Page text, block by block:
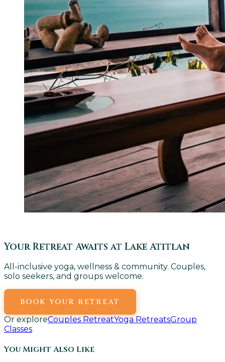
Your Retreat Awaits at Lake Atitlan
All-inclusive yoga, wellness & community. Couples,
solo seekers, and groups welcome.
BOOK YOUR RETREAT
Or exploreCouples RetreatYoga RetreatsGroup
Classes
You Might Also Like